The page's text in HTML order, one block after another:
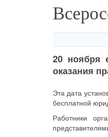
20 ноября
оказания
Эта дата
бесплатной
Работники